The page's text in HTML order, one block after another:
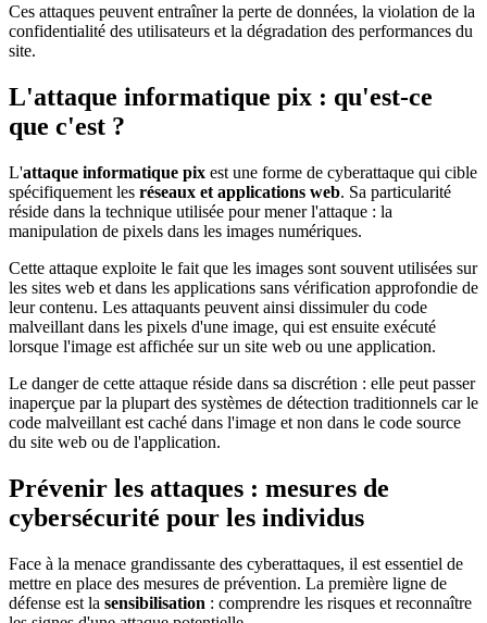
Ces attaques peuvent entraîner la perte de données, la violation de la
confidentialité des utilisateurs et la dégradation des performances du
site.
L'attaque informatique pix : qu'est-ce
que c'est ?
L'attaque informatique pix est une forme de cyberattaque qui cible
spécifiquement les réseaux et applications web. Sa particularité
réside dans la technique utilisée pour mener l'attaque : la
manipulation de pixels dans les images numériques.
Cette attaque exploite le fait que les images sont souvent utilisées sur
les sites web et dans les applications sans vérification approfondie de
leur contenu. Les attaquants peuvent ainsi dissimuler du code
malveillant dans les pixels d'une image, qui est ensuite exécuté
lorsque l'image est affichée sur un site web ou une application.
Le danger de cette attaque réside dans sa discrétion : elle peut passer
inaperçue par la plupart des systèmes de détection traditionnels car le
code malveillant est caché dans l'image et non dans le code source
du site web ou de l'application.
Prévenir les attaques : mesures de
cybersécurité pour les individus
Face à la menace grandissante des cyberattaques, il est essentiel de
mettre en place des mesures de prévention. La première ligne de
défense est la sensibilisation : comprendre les risques et reconnaître